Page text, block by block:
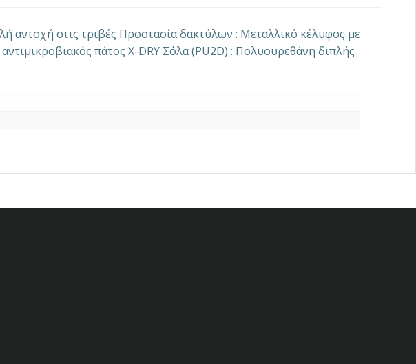
αντοχή στις τριβές Προστασία δακτύλων : Μεταλλικό κέλυφος με
πάτος X-DRY Σόλα (PU2D) : Πολυουρεθάνη διπλής